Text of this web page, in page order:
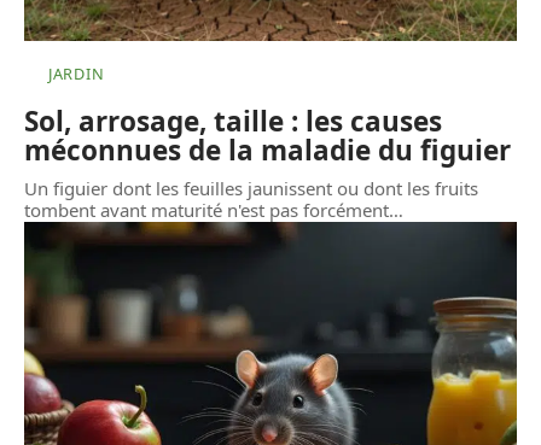
JARDIN
Sol, arrosage, taille : les causes
méconnues de la maladie du figuier
Un figuier dont les feuilles jaunissent ou dont les fruits
tombent avant maturité n'est pas forcément…